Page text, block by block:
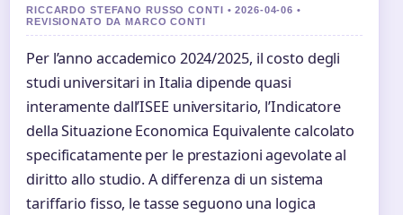
RICCARDO STEFANO RUSSO CONTI • 2026-04-06 •
REVISIONATO DA MARCO CONTI
Per l’anno accademico 2024/2025, il costo degli
studi universitari in Italia dipende quasi
interamente dall’ISEE universitario, l’Indicatore
della Situazione Economica Equivalente calcolato
specificatamente per le prestazioni agevolate al
diritto allo studio. A differenza di un sistema
tariffario fisso, le tasse seguono una logica